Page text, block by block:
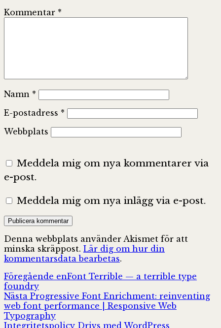
Kommentar *
Namn *
E-postadress *
Webbplats
Meddela mig om nya kommentarer via
e-post.
Meddela mig om nya inlägg via e-post.
Denna webbplats använder Akismet för att
minska skräppost. Lär dig om hur din
kommentarsdata bearbetas.
Inläggsnavigering
Föregående Föregående
enFont Terrible — a terrible type
foundry
Nästa Nästa
inlägg:
Progressive Font Enrichment: reinventing
web font performance | Responsive Web
Typography
Integritetspolicy Drivs med WordPress